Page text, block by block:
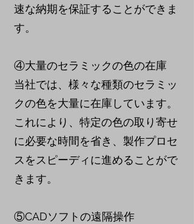
速な納期を保証することができま
す。
④大量のセラミックの色の在庫
当社では、様々な種類のセラミッ
クの色を大量に在庫しています。
これにより、特定の色の取り寄せ
に必要な時間を省き、製作プロセ
スをスピーディに進めることがで
きます。
⑤CADソフトの遠隔操作